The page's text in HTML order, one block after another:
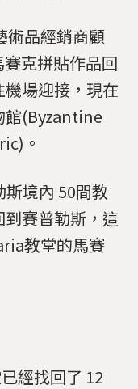
術品經銷商顧
克拼貼作品回
場迎接，現在
館(Byzantine
。
境內 50間教
賽普勒斯，這
教堂的馬賽
經找回了 12